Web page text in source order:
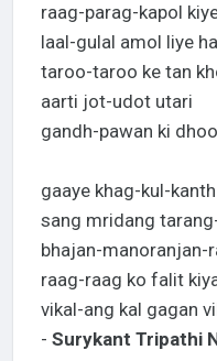
raag-parag-kapol
laal-gulal amol liye
taroo-taroo ke tan
aarti jot-udot utari
gandh-pawan ki
gaaye khag-kul-
sang mridang
bhajan-manoranjan-
raag-raag ko falit
vikal-ang kal gagan
- Surykant Tripathi